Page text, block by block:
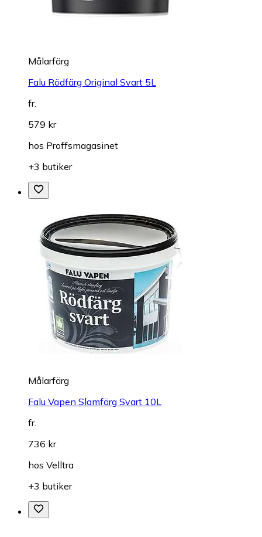
Målarfärg
Falu Rödfärg Original Svart 5L
fr.
579 kr
hos Proffsmagasinet
+3 butiker
Målarfärg
Falu Vapen Slamfärg Svart 10L
fr.
736 kr
hos Velltra
+3 butiker